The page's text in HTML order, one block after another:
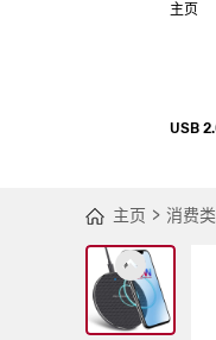
主页
USB
主页 消费